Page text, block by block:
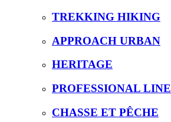
TREKKING HIKING
APPROACH URBAN
HERITAGE
PROFESSIONAL LINE
CHASSE ET PÊCHE